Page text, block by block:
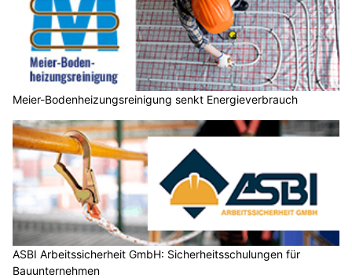
Meier-Bodenheizungsreinigung senkt Energieverbrauch
ASBI Arbeitssicherheit GmbH: Sicherheitsschulungen für
Bauunternehmen